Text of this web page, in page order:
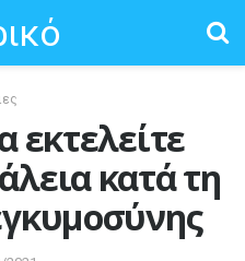
εκτελείτε
κατά τη